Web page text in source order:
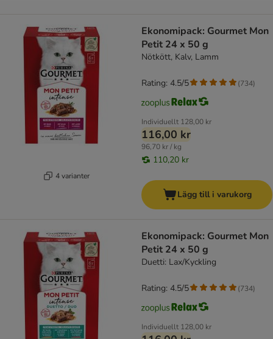
4 varianter
Ekonomipack: Gourmet Mon
Petit 24 x 50 g
Nötkött, Kalv, Lamm
Individuellt 128,00 kr
116,00 kr
96,70 kr / kg
110,20 kr
Rating: 4.5/5 (734)
Lägg till i varukorg
Ekonomipack: Gourmet Mon
Petit 24 x 50 g
Duetti: Lax/Kyckling
Individuellt 128,00 kr
Rating: 4.5/5 (734)